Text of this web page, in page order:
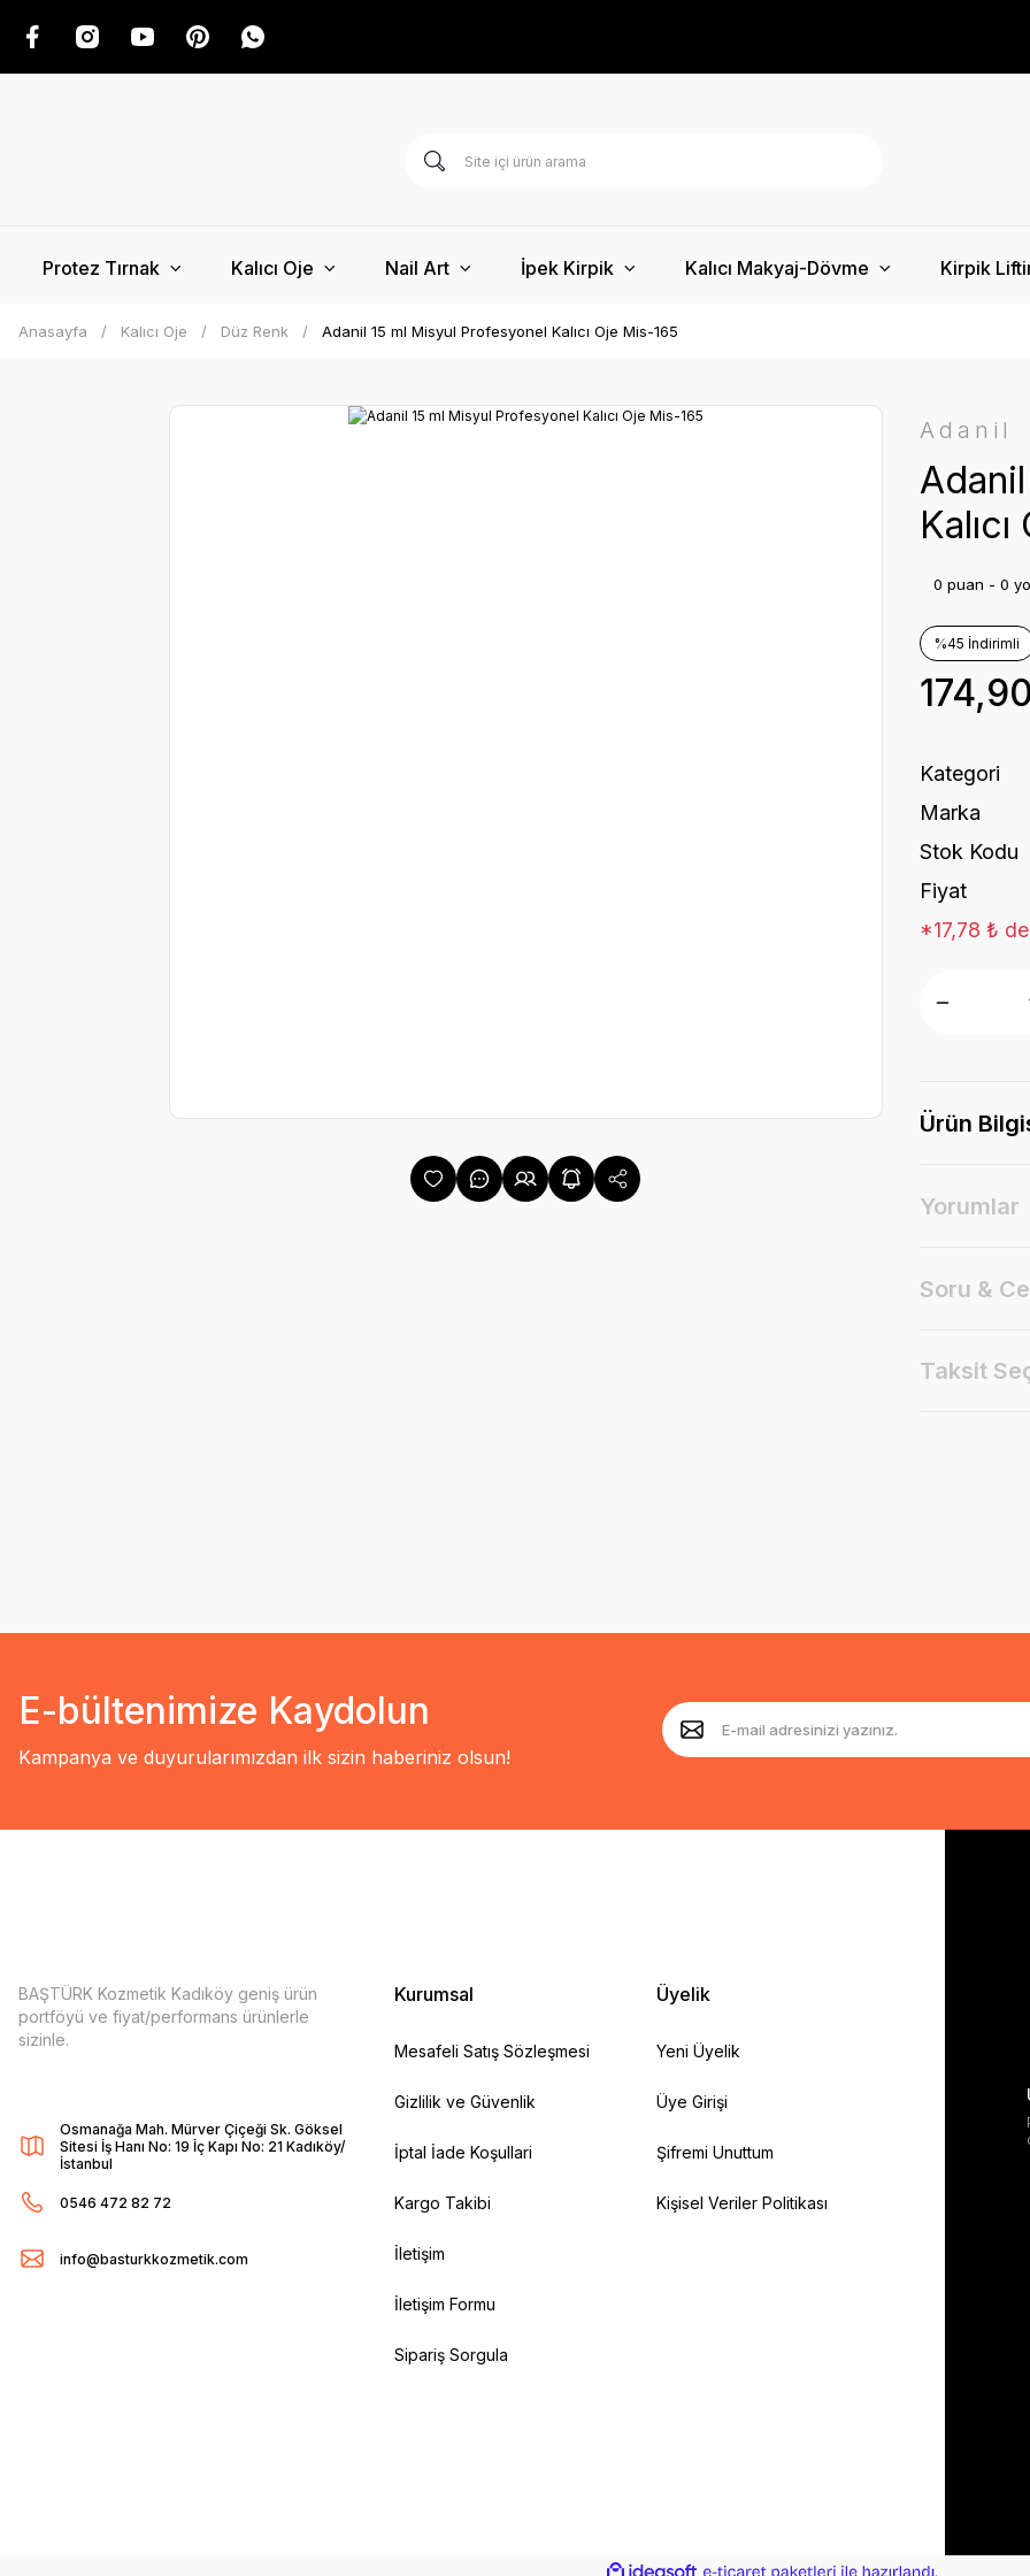
Protez Tırnak Kalıcı Oje Nail Art İpek Kirpik Kalıcı Makyaj-Dövme Kirpik
Anasayfa Kalıcı Oje Düz Renk Adanil 15 ml Misyul Profesyonel Kalıcı Oje Mis-165
Adanil
0 puan - 0
%45 İndirimli
Kategori
Marka
Stok Kodu
Fiyat
*17,78 ₺
Ürün
Yorumlar
Soru &
Taksit
E-bültenimize Kaydolun
Kampanya ve duyurularımızdan ilk sizin haberiniz olsun!
BAŞTÜRK Kozmetik Kadıköy geniş ürün
portföyü ve fiyat/performans ürünlerle
sizinle.
Osmanağa Mah. Mürver Çiçeği Sk. Göksel
Sitesi İş Hanı No: 19 İç Kapı No: 21 Kadıköy/
İstanbul
0546 472 82 72
info@basturkkozmetik.com
Kurumsal
Mesafeli Satış Sözleşmesi
Gizlilik ve Güvenlik
İptal İade Koşullari
Kargo Takibi
İletişim
İletişim Formu
Sipariş Sorgula
Üyelik
Yeni Üyelik
Üye Girişi
Şifremi Unuttum
Kişisel Veriler Politikası
ideasoft e-